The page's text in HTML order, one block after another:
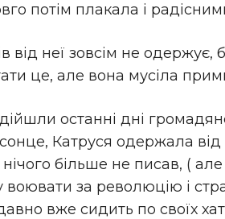
потім плакала і
неї зовсім не одержує,
це, але вона мусіла
останні дні
Катруся одержала
більше не писав, (
воювати за революцію і
вже сидить по своїх